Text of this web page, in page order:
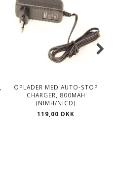
OPLADER MED AUTO-STOP
CHARGER, 800MAH
(NIMH/NICD)
119,00 DKK